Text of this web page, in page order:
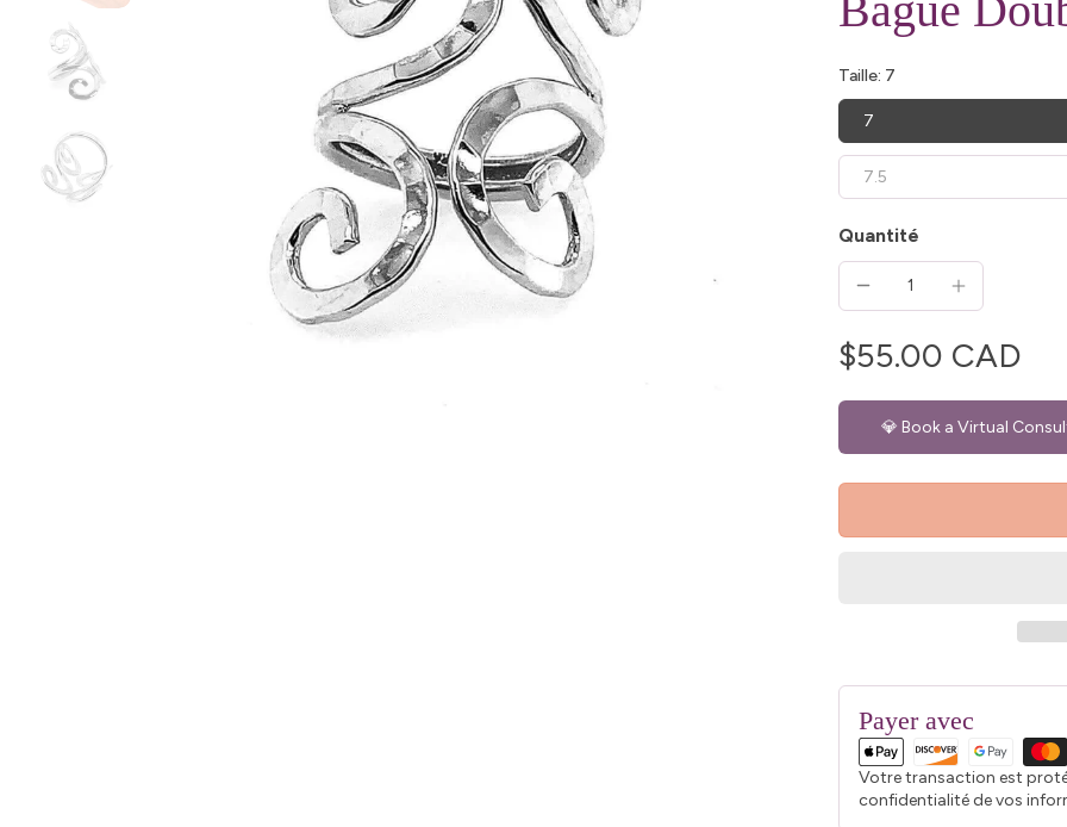
Taille: 7
7
7.5
Quantité
$55.00 CAD
💎 Book a Virtual
Payer avec
Votre transaction est
confidentialité de vos